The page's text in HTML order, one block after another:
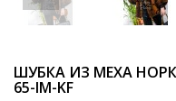
ШУБКА ИЗ МЕХА
65-IM-KF